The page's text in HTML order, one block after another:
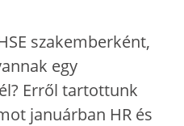
szakemberként,
egy
Erről tartottunk
januárban HR és